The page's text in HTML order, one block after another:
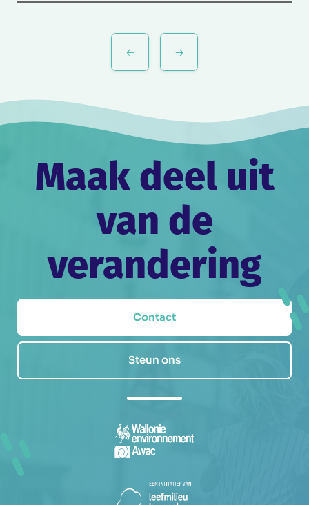
Maak deel uit
van de
verandering
Contact
Steun ons